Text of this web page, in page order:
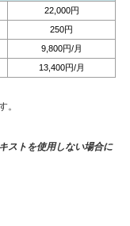
22,000円
250円
9,800円/月
13,400円/月
。
ストを使用しない場合に